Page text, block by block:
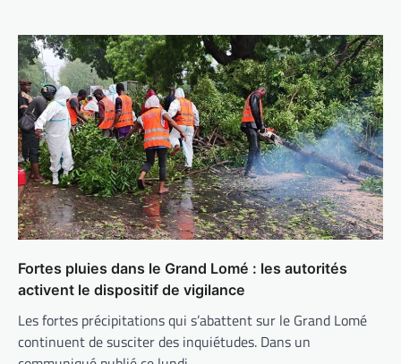
Fortes pluies dans le Grand Lomé : les autorités
activent le dispositif de vigilance
Les fortes précipitations qui s’abattent sur le Grand Lomé
continuent de susciter des inquiétudes. Dans un